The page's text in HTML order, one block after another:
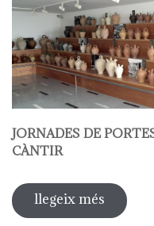
JORNADES DE
CÀNTIR
llegeix més sobre
portes